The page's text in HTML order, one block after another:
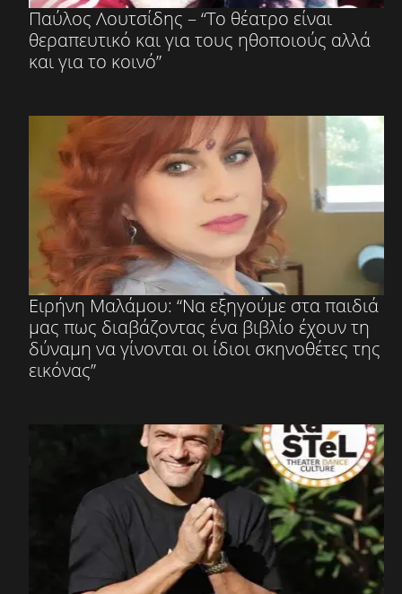
Παύλος Λουτσίδης – “Το θέατρο είναι
θεραπευτικό και για τους ηθοποιούς αλλά
και για το κοινό”
Ειρήνη Μαλάμου: “Να εξηγούμε στα παιδιά
μας πως διαβάζοντας ένα βιβλίο έχουν τη
δύναμη να γίνονται οι ίδιοι σκηνοθέτες της
εικόνας”